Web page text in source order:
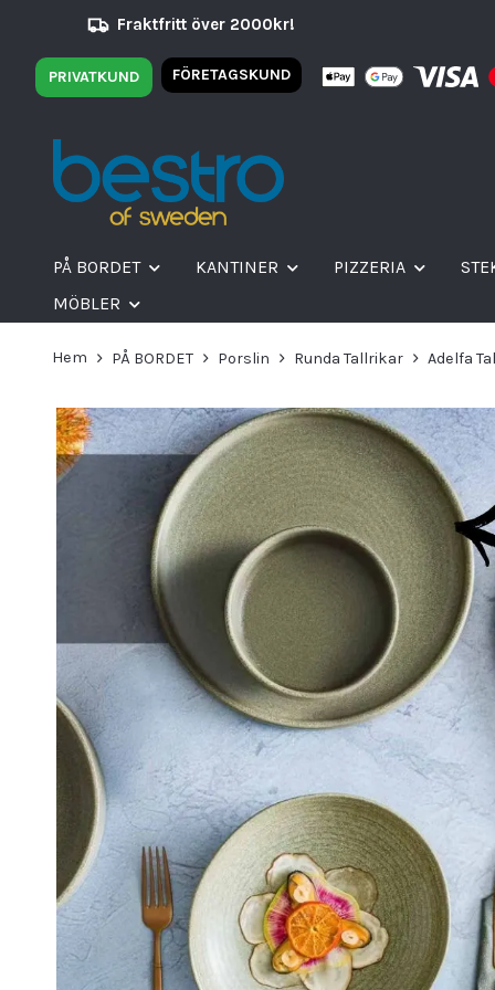
Fraktfritt över 2000kr!
PRIVATKUND FÖRETAGSKUND
PÅ BORDET KANTINER PIZZERIA
MÖBLER
Hem PÅ BORDET Porslin Runda Tallrikar Adelfa